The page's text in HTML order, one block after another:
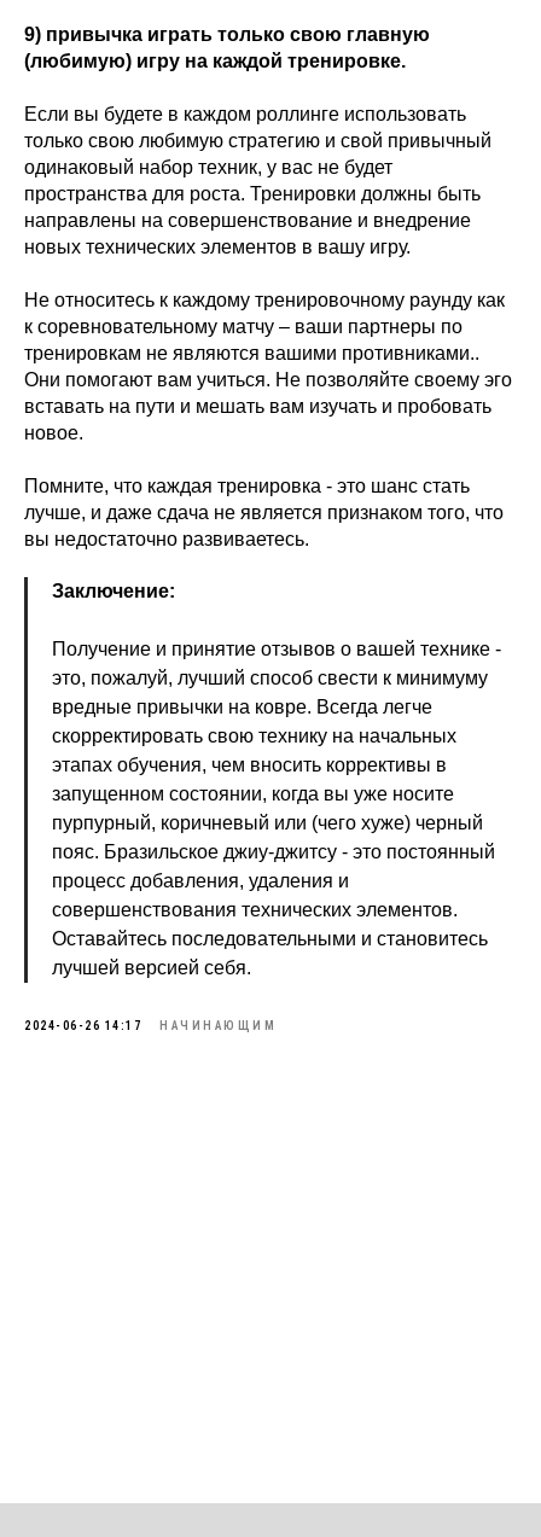
9) привычка играть только свою главную
(любимую) игру на каждой тренировке.
Если вы будете в каждом роллинге использовать
только свою любимую стратегию и свой привычный
одинаковый набор техник, у вас не будет
пространства для роста. Тренировки должны быть
направлены на совершенствование и внедрение
новых технических элементов в вашу игру.
Не относитесь к каждому тренировочному раунду как
к соревновательному матчу – ваши партнеры по
тренировкам не являются вашими противниками..
Они помогают вам учиться. Не позволяйте своему эго
вставать на пути и мешать вам изучать и пробовать
новое.
Помните, что каждая тренировка - это шанс стать
лучше, и даже сдача не является признаком того, что
вы недостаточно развиваетесь.
Заключение:
Получение и принятие отзывов о вашей технике -
это, пожалуй, лучший способ свести к минимуму
вредные привычки на ковре. Всегда легче
скорректировать свою технику на начальных
этапах обучения, чем вносить коррективы в
запущенном состоянии, когда вы уже носите
пурпурный, коричневый или (чего хуже) черный
пояс. Бразильское джиу-джитсу - это постоянный
процесс добавления, удаления и
совершенствования технических элементов.
Оставайтесь последовательными и становитесь
лучшей версией себя.
2024-06-26 14:17 НАЧИНАЮЩИМ